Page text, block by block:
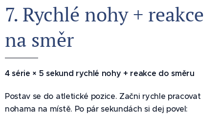
7. Rychlé nohy + reakce
na směr ⚡
4 série × 5 sekund rychlé nohy + reakce do směru
Postav se do atletické pozice. Začni rychle pracovat
nohama na místě. Po pár sekundách si dej povel: